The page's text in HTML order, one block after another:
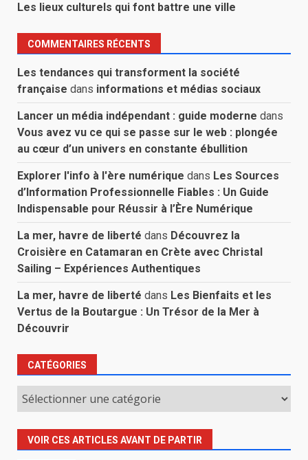
Les lieux culturels qui font battre une ville
COMMENTAIRES RÉCENTS
Les tendances qui transforment la société
française dans informations et médias sociaux
Lancer un média indépendant : guide moderne dans
Vous avez vu ce qui se passe sur le web : plongée
au cœur d’un univers en constante ébullition
Explorer l'info à l'ère numérique dans Les Sources
d’Information Professionnelle Fiables : Un Guide
Indispensable pour Réussir à l’Ère Numérique
La mer, havre de liberté dans Découvrez la
Croisière en Catamaran en Crète avec Christal
Sailing – Expériences Authentiques
La mer, havre de liberté dans Les Bienfaits et les
Vertus de la Boutargue : Un Trésor de la Mer à
Découvrir
CATÉGORIES
Catégories
VOIR CES ARTICLES AVANT DE PARTIR